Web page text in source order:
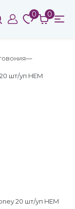
0 0
шт/уп HEM